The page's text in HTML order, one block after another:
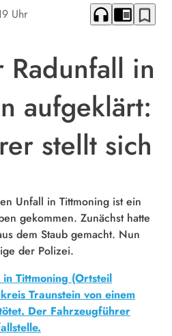
Uhr headphones chrome_reader_mode bookmark_border
Radunfall in
aufgeklärt:
stellt sich
Unfall in Tittmoning ist ein
gekommen. Zunächst hatte
dem Staub gemacht. Nun
der Polizei.
Tittmoning (Ortsteil
Traunstein von einem
Der Fahrzeugführer